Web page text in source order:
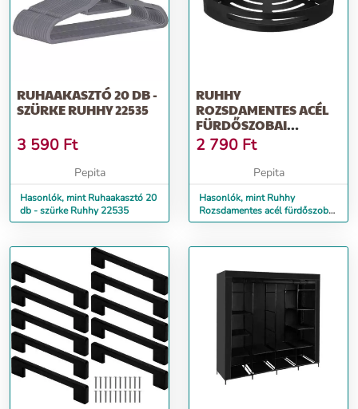
RUHAAKASZTÓ 20 DB -
SZÜRKE RUHHY 22535
3 590 Ft
Pepita
Hasonlók, mint Ruhaakasztó 20
db - szürke Ruhhy 22535
RUHHY
ROZSDAMENTES ACÉL
FÜRDŐSZOBAI
SAROKPOLC -
20X29X4,5 CM - FEKETE
2 790 Ft
Pepita
Hasonlók, mint Ruhhy
Rozsdamentes acél fürdőszobai
sarokpolc - 20x29x4,5 cm -